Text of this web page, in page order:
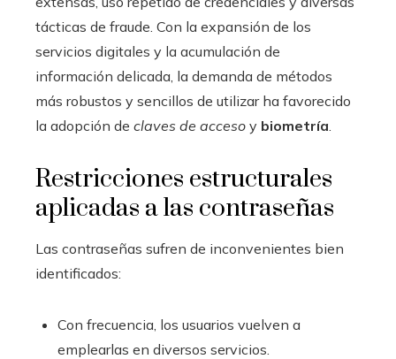
tácticas de fraude. Con la expansión de los
servicios digitales y la acumulación de
información delicada, la demanda de métodos
más robustos y sencillos de utilizar ha favorecido
la adopción de claves de acceso y biometría
Restricciones estructurales
aplicadas a las contraseñas
Las contraseñas sufren de inconvenientes bien
identificados:
Con frecuencia, los usuarios vuelven a
emplearlas en diversos servicios.